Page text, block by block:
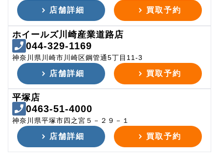
店舗詳細 買取予約
ホイールズ川崎産業道路店
044-329-1169
神奈川県川崎市川崎区鋼管通5丁目11-3
店舗詳細 買取予約
平塚店
0463-51-4000
神奈川県平塚市四之宮５－２９－１
店舗詳細 買取予約